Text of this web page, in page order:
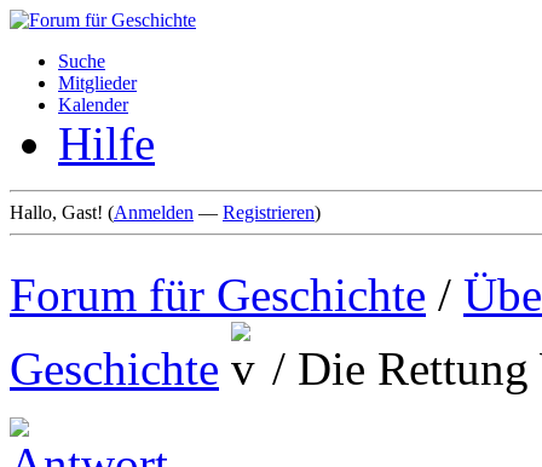
Suche
Mitglieder
Kalender
Hilfe
Hallo, Gast! (Anmelden — Registrieren)
Forum für Geschichte /
Geschichte
/ Die Rettung